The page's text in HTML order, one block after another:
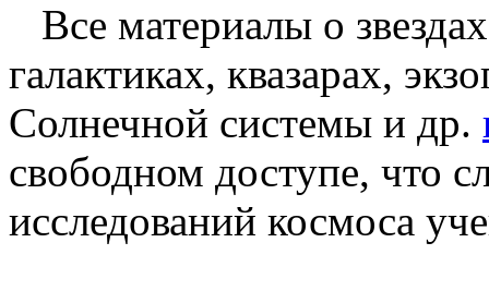
Все материалы о
галактиках, квазарах,
Солнечной системы и др.
свободном доступе, что
исследований космоса